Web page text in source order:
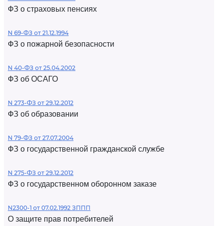
ФЗ о страховых пенсиях
N 69-ФЗ от 21.12.1994
ФЗ о пожарной безопасности
N 40-ФЗ от 25.04.2002
ФЗ об ОСАГО
N 273-ФЗ от 29.12.2012
ФЗ об образовании
N 79-ФЗ от 27.07.2004
ФЗ о государственной гражданской службе
N 275-ФЗ от 29.12.2012
ФЗ о государственном оборонном заказе
N2300-1 от 07.02.1992 ЗППП
О защите прав потребителей